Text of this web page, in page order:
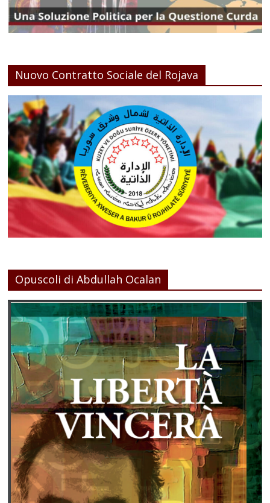
Nuovo Contratto Sociale del Rojava
Opuscoli di Abdullah Ocalan